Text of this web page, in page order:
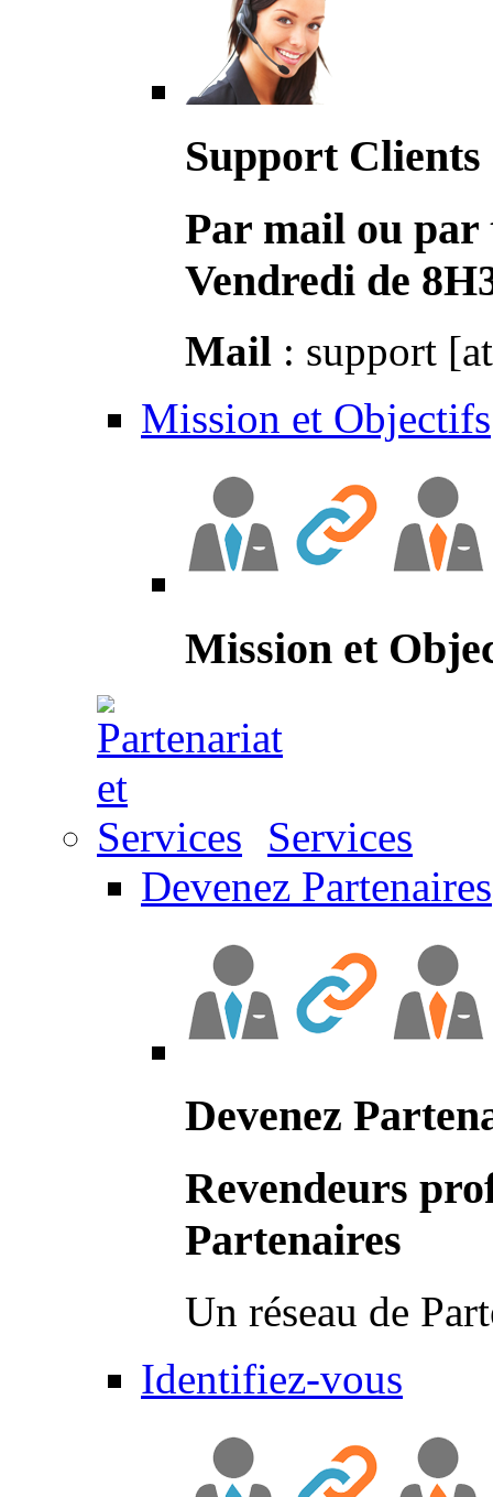
Support Clients
Par mail ou par
Vendredi de
Mail : support
Mission et Objectifs
Mission et
Services
Devenez Partenaires
Devenez
Revendeurs
Partenaires
Un réseau de
Identifiez-vous